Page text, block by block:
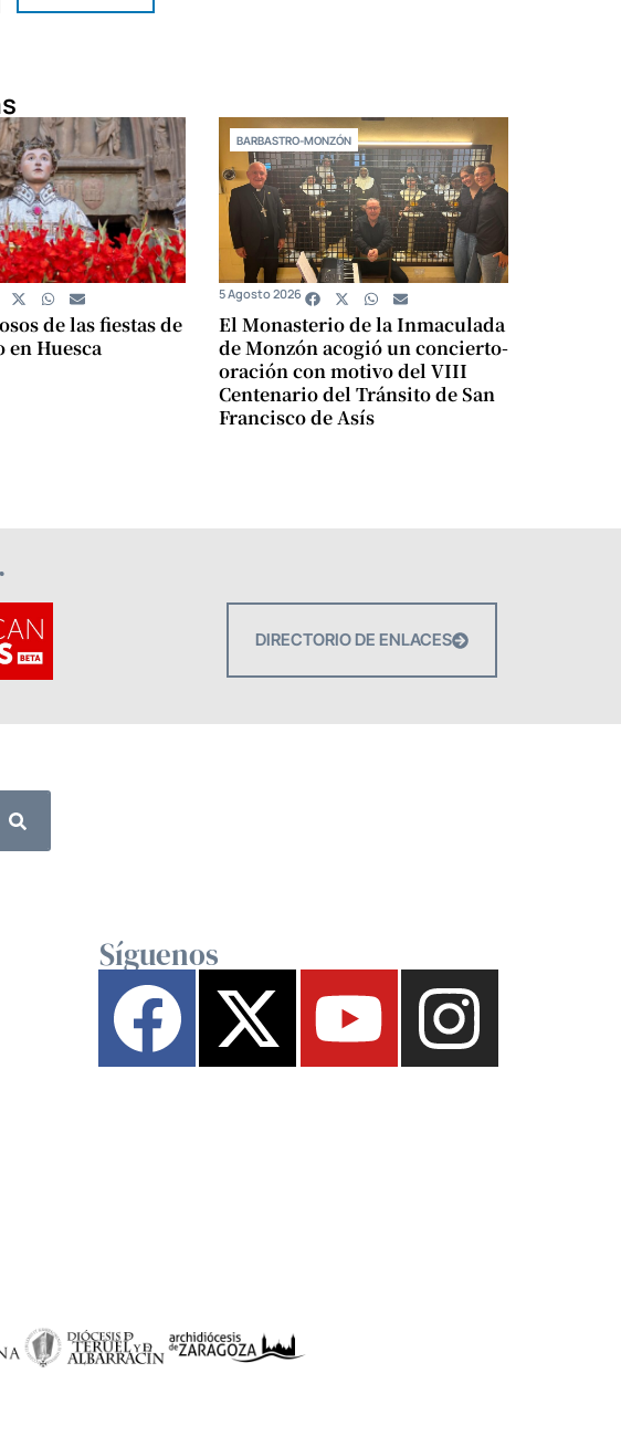
de las fiestas de
en Huesca
BARBASTRO-MONZÓN
El Monasterio de la Inmaculada
de Monzón acogió un concierto-
oración con motivo del VIII
Centenario del Tránsito de San
Francisco de Asís
5 Agosto 2026
DIRECTORIO DE ENLACES
Síguenos